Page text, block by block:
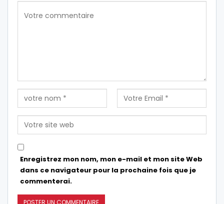
Enregistrez mon nom, mon e-mail et mon site Web
dans ce navigateur pour la prochaine fois que je
commenterai.